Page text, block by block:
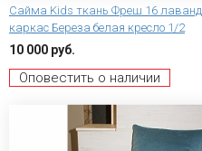
Сайма Kids ткань Фреш 16
каркас Береза белая кресло 1/2
10 000 руб.
Оповестить о наличии